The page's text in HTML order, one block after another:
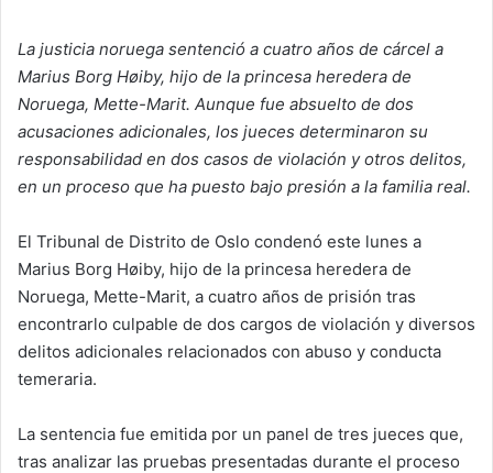
La justicia noruega sentenció a cuatro años de cárcel a
Marius Borg Høiby, hijo de la princesa heredera de
Noruega, Mette-Marit. Aunque fue absuelto de dos
acusaciones adicionales, los jueces determinaron su
responsabilidad en dos casos de violación y otros delitos,
en un proceso que ha puesto bajo presión a la familia real.
El Tribunal de Distrito de Oslo condenó este lunes a
Marius Borg Høiby, hijo de la princesa heredera de
Noruega, Mette-Marit, a cuatro años de prisión tras
encontrarlo culpable de dos cargos de violación y diversos
delitos adicionales relacionados con abuso y conducta
temeraria.
La sentencia fue emitida por un panel de tres jueces que,
tras analizar las pruebas presentadas durante el proceso